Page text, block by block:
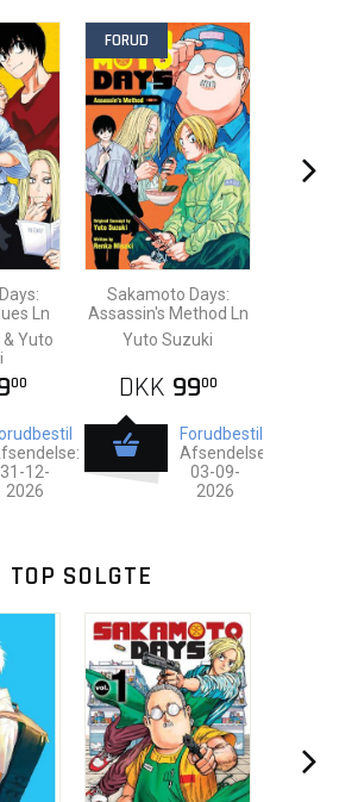
Ln
& Yuto
00
31-12-
2026
FORUD
Sakamoto Days:
Assassin's Method Ln
Yuto Suzuki
DKK 9900
Forudbestil
Afsendelse:
03-09-
2026
TOP SOLGTE